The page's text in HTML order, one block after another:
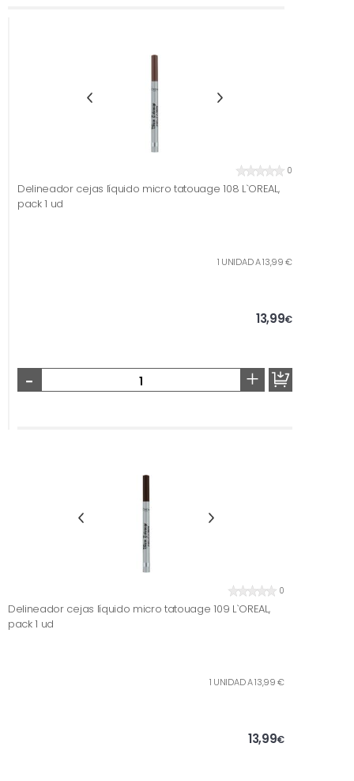
0
Delineador cejas líquido micro tatouage 108 L`OREAL,
pack 1 ud
1 UNIDAD A 13,99 €
13,99€
- +
0
Delineador cejas líquido micro tatouage 109 L`OREAL,
pack 1 ud
1 UNIDAD A 13,99 €
13,99€